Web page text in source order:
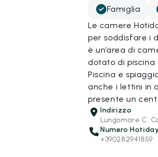
Famiglia
Le camere
per soddisfare i
è un’area di
dotato di piscina
Piscina e
anche i lettini in
presente un
Indirizzo
Lungomare C.
Numero Hotiday
+390282941859